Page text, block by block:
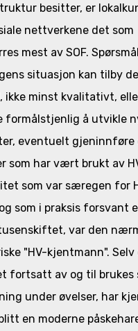
besitter, er
nettverkene det som
mest av SOF.
situasjon kan tilby
ikke minst kvalitativt,
formålstjenlig å utvikle
eventuelt gjeninnføre
som har vært brukt av
som var særegen for
som i praksis forsvant
var den
"HV-kjentmann". Selv
fortsatt av og til brukes
under øvelser, har
en moderne